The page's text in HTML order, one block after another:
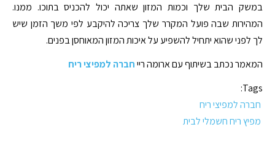
במשק הבית שלך וכמות המזון שאתה יכול להכניס בתוכו. ממנו.
המהירות שבה פועל המקרר שלך צריכה להיקבע לפי משך הזמן שיש
לך לפני שהוא יתחיל להשפיע על איכות המזון המאוחסן בפנים.
המאמר נכתב בשיתוף עם ארומה רייחברה למפיצי ריח
Tags:
חברה למפיצי ריח
מפיץ ריח חשמלי לבית